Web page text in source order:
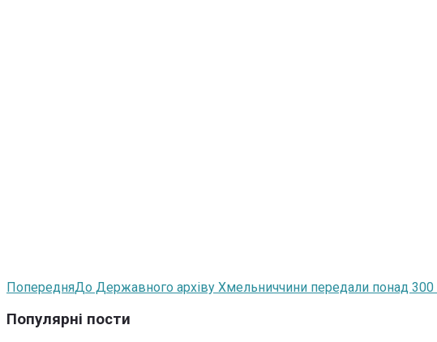
ПопередняДо Державного архіву Хмельниччини передали понад 300
Популярні пости